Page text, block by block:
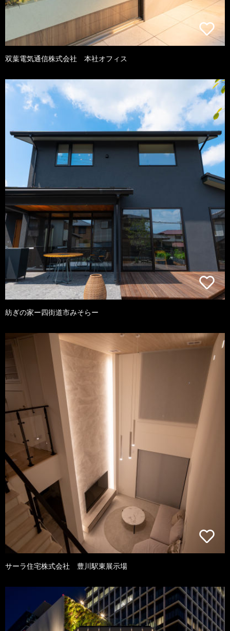
双葉電気通信株式会社 本社オフィス
紡ぎの家ー四街道市みそらー
サーラ住宅株式会社 豊川駅東展示場